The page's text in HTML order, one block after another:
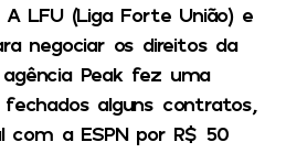
LFU (Liga Forte União) e
negociar os direitos da
Peak fez uma
fechados alguns contratos,
com a ESPN por R$ 50